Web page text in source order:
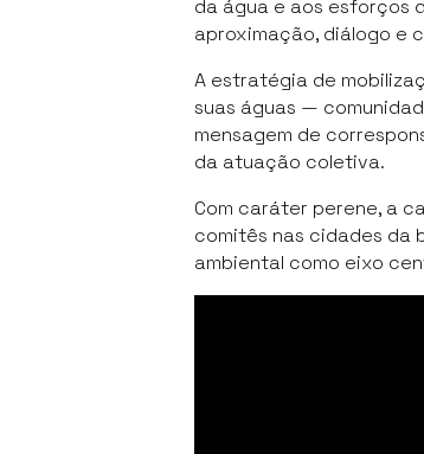
da água e aos esforços
aproximação, diálogo e
A estratégia de
suas águas —
mensagem de
da atuação coletiva.
Com caráter perene, a
comitês nas cidades da
ambiental como eixo